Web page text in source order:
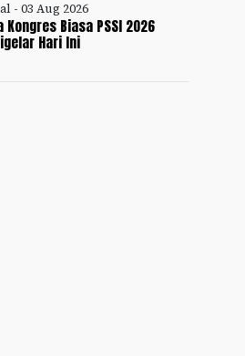
- 03 Aug 2026
Kongres Biasa PSSI 2026
Hari Ini